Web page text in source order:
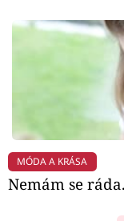
MÓDA A KRÁSA
Nemám se